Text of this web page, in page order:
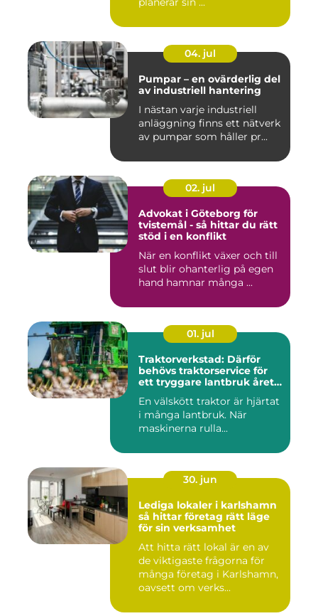
04. jul
Pumpar – en ovärderlig del
av industriell hantering
I nästan varje industriell
anläggning finns ett nätverk
av pumpar som håller pr...
02. jul
Advokat i Göteborg för
tvistemål - så hittar du rätt
stöd i en konflikt
När en konflikt växer och till
slut blir ohanterlig på egen
hand hamnar många ...
01. jul
Traktorverkstad: Därför
behövs traktorservice för
ett tryggare lantbruk året
En välskött traktor är hjärtat
i många lantbruk. När
maskinerna rulla...
30. jun
Lediga lokaler i karlshamn
så hittar företag rätt läge
för sin verksamhet
Att hitta rätt lokal är en av
de viktigaste frågorna för
många företag i Karlshamn,
oavsett om verks...